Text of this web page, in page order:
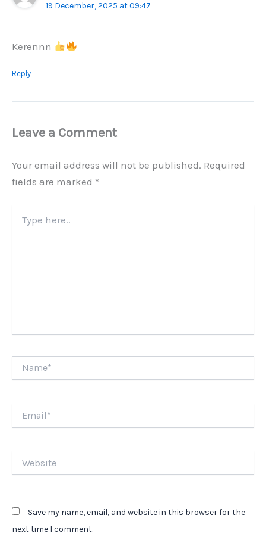
19 December, 2025 at 09:47
Kerennn
Reply
Leave a Comment
Your email address will not be published. Required
fields are marked *
here..
Save my name, email, and website in this browser for the
next time I comment.